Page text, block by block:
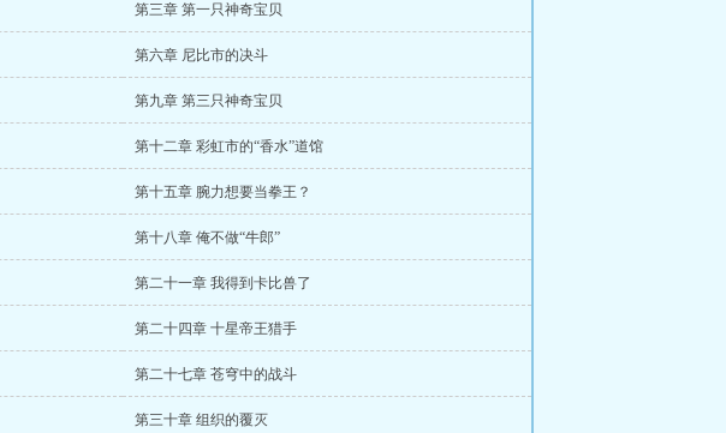
第三章 第一只神奇宝贝
第六章 尼比市的决斗
第九章 第三只神奇宝贝
第十二章 彩虹市的“香水”道馆
第十五章 腕力想要当拳王？
第十八章 俺不做“牛郎”
第二十一章 我得到卡比兽了
第二十四章 十星帝王猎手
第二十七章 苍穹中的战斗
第三十章 组织的覆灭